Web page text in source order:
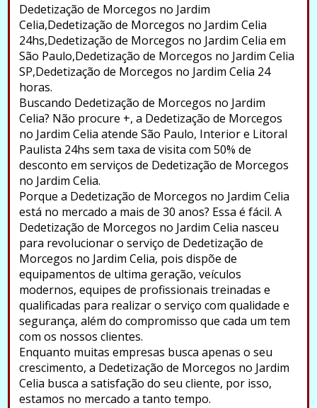
Dedetização de Morcegos no Jardim
Celia,Dedetização de Morcegos no Jardim Celia
24hs,Dedetização de Morcegos no Jardim Celia em
São Paulo,Dedetização de Morcegos no Jardim Celia
SP,Dedetização de Morcegos no Jardim Celia 24
horas.
Buscando Dedetização de Morcegos no Jardim
Celia? Não procure +, a Dedetização de Morcegos
no Jardim Celia atende São Paulo, Interior e Litoral
Paulista 24hs sem taxa de visita com 50% de
desconto em serviços de Dedetização de Morcegos
no Jardim Celia.
Porque a Dedetização de Morcegos no Jardim Celia
está no mercado a mais de 30 anos? Essa é fácil. A
Dedetização de Morcegos no Jardim Celia nasceu
para revolucionar o serviço de Dedetização de
Morcegos no Jardim Celia, pois dispõe de
equipamentos de ultima geração, veículos
modernos, equipes de profissionais treinadas e
qualificadas para realizar o serviço com qualidade e
segurança, além do compromisso que cada um tem
com os nossos clientes.
Enquanto muitas empresas busca apenas o seu
crescimento, a Dedetização de Morcegos no Jardim
Celia busca a satisfação do seu cliente, por isso,
estamos no mercado a tanto tempo.